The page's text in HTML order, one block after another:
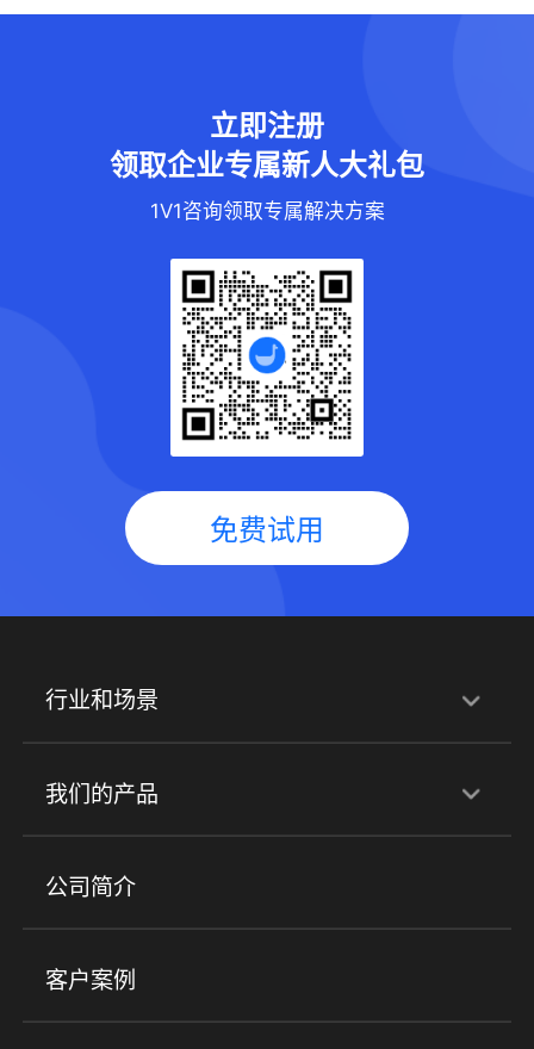
立即注册
领取企业专属新人大礼包
1V1咨询领取专属解决方案
免费试用
行业和场景
行业解决方案
培训机构 职业技能培训 兴趣培训
金融行业
我们的产品
产品
小程序商城 ERP 企微SCRM
社群圈子
公司简介
客户案例